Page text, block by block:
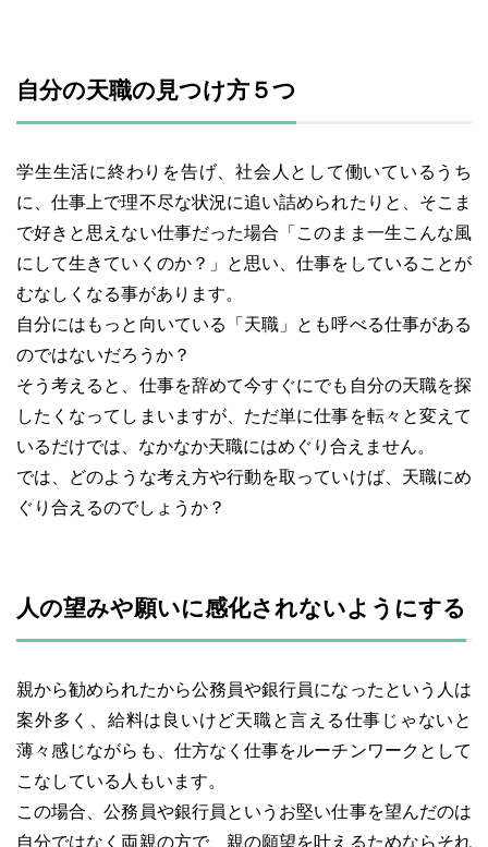
自分の天職の見つけ方５つ
学生生活に終わりを告げ、社会人として働いているうち
に、仕事上で理不尽な状況に追い詰められたりと、そこま
で好きと思えない仕事だった場合「このまま一生こんな風
にして生きていくのか？」と思い、仕事をしていることが
むなしくなる事があります。
自分にはもっと向いている「天職」とも呼べる仕事がある
のではないだろうか？
そう考えると、仕事を辞めて今すぐにでも自分の天職を探
したくなってしまいますが、ただ単に仕事を転々と変えて
いるだけでは、なかなか天職にはめぐり合えません。
では、どのような考え方や行動を取っていけば、天職にめ
ぐり合えるのでしょうか？
人の望みや願いに感化されないようにする
親から勧められたから公務員や銀行員になったという人は
案外多く、給料は良いけど天職と言える仕事じゃないと
薄々感じながらも、仕方なく仕事をルーチンワークとして
こなしている人もいます。
この場合、公務員や銀行員というお堅い仕事を望んだのは
自分ではなく両親の方で、親の願望を叶えるためならそれ